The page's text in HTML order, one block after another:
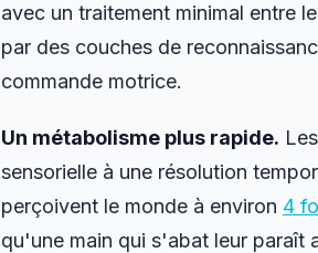
avec un traitement minimal entre
par des couches de
commande motrice.
Un métabolisme plus rapide.
sensorielle à une résolution
perçoivent le monde à environ 4
qu'une main qui s'abat leur paraît